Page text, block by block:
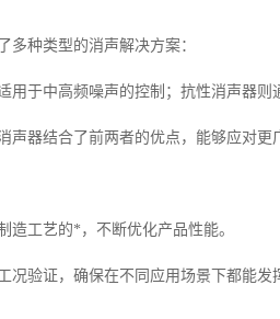
多种类型的消声解决方案：
用于中高频噪声的控制；抗性消声器
器结合了前两者的优点，能够应对更
造工艺的*，不断优化产品性能。
验证，确保在不同应用场景下都能发